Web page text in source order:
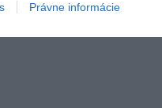
Právne informácie